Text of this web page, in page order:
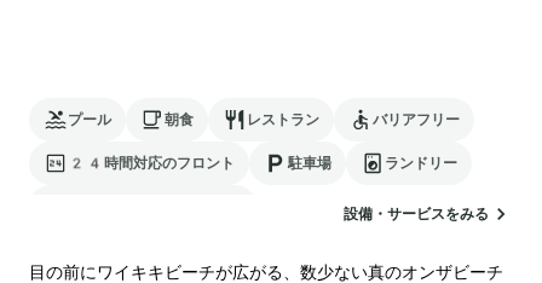
プール 朝食 レストラン バリアフリー
24時間対応のフロント 駐車場 ランドリー
設備・サービスをみる
目の前にワイキキビーチが広がる、数少ない真のオンザビーチ